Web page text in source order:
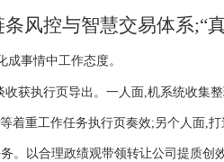
条风控与智慧交易体系;“
事情中工作态度。
获执行页导出。一人面,机系统收集
着重工作任务执行页奏效;另个人面,
。以合理政绩观带领转让公司提质创